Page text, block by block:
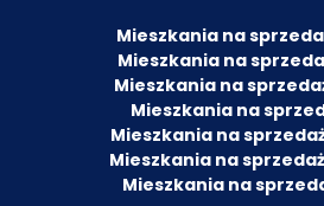
Mieszkania na
Mieszkania na
Mieszkania na
Mieszkania na
Mieszkania na
Mieszkania na
Mieszkania na